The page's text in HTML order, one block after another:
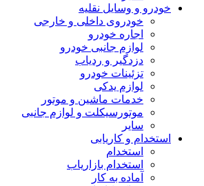
خودرو و وسایل نقلیه
خودروی داخلی و خارجی
اجاره خودرو
لوازم جانبی خودرو
دزدگیر و ردیاب
تزئینات خودرو
لوازم یدکی
خدمات ماشین و موتور
موتورسیکلت و لوازم جانبی
سایر
استخدام و کاریابی
استخدام
استخدام بازاریاب
آماده به کار